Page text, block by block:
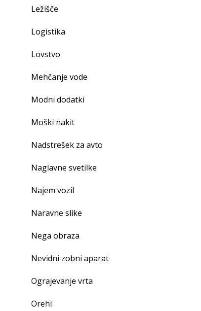
Ležišče
Logistika
Lovstvo
Mehčanje vode
Modni dodatki
Moški nakit
Nadstrešek za avto
Naglavne svetilke
Najem vozil
Naravne slike
Nega obraza
Nevidni zobni aparat
Ograjevanje vrta
Orehi